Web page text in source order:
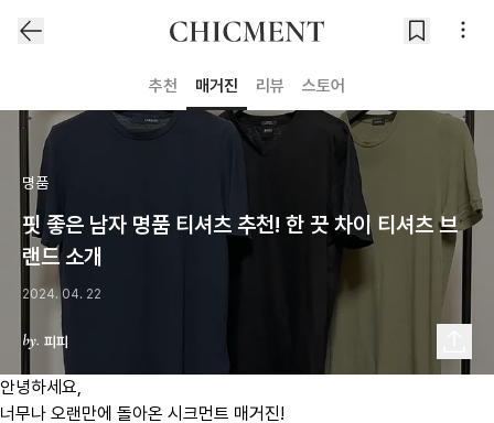
추천 매거진 리뷰 스토어
명품
핏 좋은 남자 명품 티셔츠 추천! 한 끗 차이 티셔츠 브
랜드 소개
2024. 04. 22
피피
안녕하세요,
너무나 오랜만에 돌아온 시크먼트 매거진!